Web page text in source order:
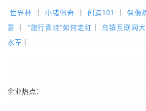
世界杯 小猪佩奇 ｜创造101 ｜偶像
意
“旅行青蛙”如何走红 乌镇互联网
水军
企业热点：